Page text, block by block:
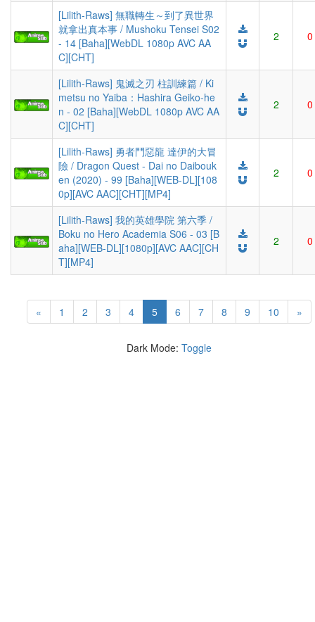
[Lilith-Raws] 無職轉生～到了異世界
就拿出真本事 / Mushoku Tensei S02
- 14 [Baha][WebDL 1080p AVC AA
C][CHT]
2 0
[Lilith-Raws] 鬼滅之刃 柱訓練篇 / Ki
metsu no Yaiba：Hashira Geiko-he
n - 02 [Baha][WebDL 1080p AVC AA
C][CHT]
2 0
[Lilith-Raws] 勇者鬥惡龍 達伊的大冒
險 / Dragon Quest - Dai no Daibouk
en (2020) - 99 [Baha][WEB-DL][108
0p][AVC AAC][CHT][MP4]
2 0
[Lilith-Raws] 我的英雄學院 第六季 /
Boku no Hero Academia S06 - 03 [B
aha][WEB-DL][1080p][AVC AAC][CH
T][MP4]
2 0
« 1 2 3 4 5(current)
6 7 8 9 10 »
Dark Mode: Toggle